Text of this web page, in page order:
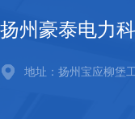
扬州豪泰电力
地址：扬州宝应柳堡